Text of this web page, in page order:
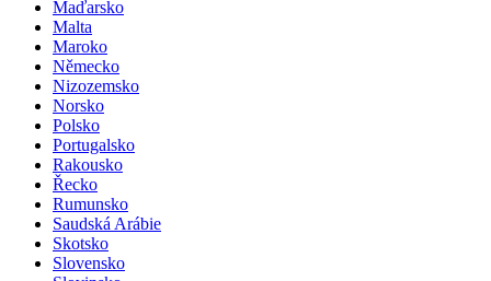
Maďarsko
Malta
Maroko
Německo
Nizozemsko
Norsko
Polsko
Portugalsko
Rakousko
Řecko
Rumunsko
Saudská Arábie
Skotsko
Slovensko